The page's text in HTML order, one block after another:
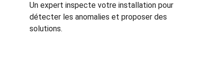
Un expert inspecte votre installation pour
détecter les anomalies et proposer des
solutions.